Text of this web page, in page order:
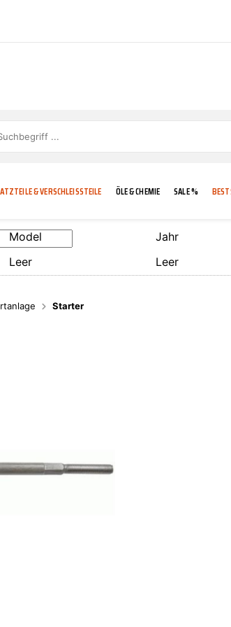
& VERSCHLEISSTEILE ÖLE & CHEMIE SALE %
KÜHLERGRILL
CARCARE
FROSTSCHUTZ
ADDINOL
Model
Leer
Jahr
Leer
Starter